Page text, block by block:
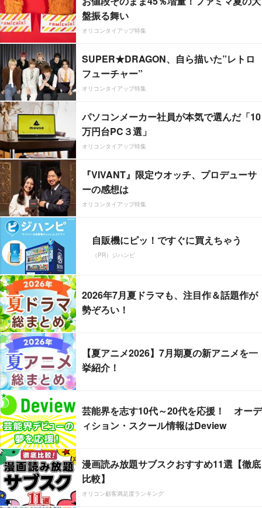
盤振る舞い
オリコンタイアップ特集
SUPER★DRAGON、自ら描いた”レトロ
フューチャー”
オリコンタイアップ特集
パソコンメーカー社員が本気で選んだ「10
万円台PC３選」
オリコンタイアップ特集
『VIVANT』限定ウオッチ、プロデューサ
ーの感想は
オリコンタイアップ特集
自販機にピッ！ですぐに買えちゃう
（PR）ジハンピ
2026年7月夏ドラマも、注目作＆話題作が
勢ぞろい！
【夏アニメ2026】7月期夏の新アニメを一
挙紹介！
芸能界を志す10代～20代を応援！ オーデ
ィション・スクール情報はDeview
漫画読み放題サブスクおすすめ11選【徹底
比較】
オリコン顧客満足度ランキング